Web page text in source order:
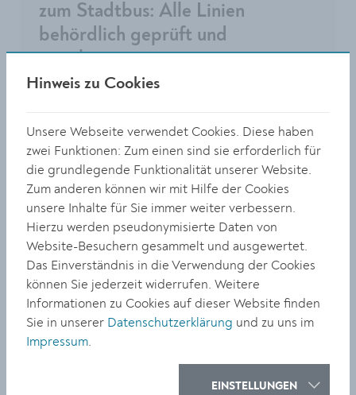
zum Stadtbus: Alle Linien
behördlich geprüft und
genehmigt
WIRTSCHAFT
Ringstraße neu: Zweite
Etappe startet Ende
Februar
Hinweis zu Cookies
Unsere Webseite verwendet Cookies. Diese haben
zwei Funktionen: Zum einen sind sie erforderlich für
die grundlegende Funktionalität unserer Website.
Zum anderen können wir mit Hilfe der Cookies
unsere Inhalte für Sie immer weiter verbessern.
Hierzu werden pseudonymisierte Daten von
Website-Besuchern gesammelt und ausgewertet.
Das Einverständnis in die Verwendung der Cookies
können Sie jederzeit widerrufen. Weitere
Informationen zu Cookies auf dieser Website finden
Sie in unserer Datenschutzerklärung und zu uns im
Impressum.
EINSTELLUNGEN